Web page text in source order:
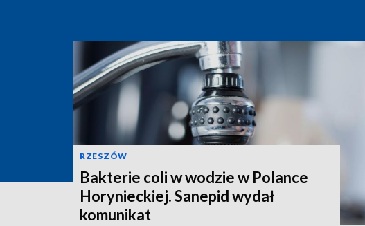
RZESZÓW
Bakterie coli w wodzie w Polance
Horynieckiej. Sanepid wydał
komunikat